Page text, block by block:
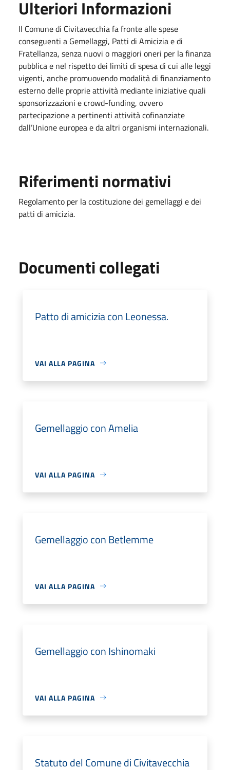
Ulteriori Informazioni
Il Comune di Civitavecchia fa fronte alle spese
conseguenti a Gemellaggi, Patti di Amicizia e di
Fratellanza, senza nuovi o maggiori oneri per la finanza
pubblica e nel rispetto dei limiti di spesa di cui alle leggi
vigenti, anche promuovendo modalità di finanziamento
esterno delle proprie attività mediante iniziative quali
sponsorizzazioni e crowd-funding, ovvero
partecipazione a pertinenti attività cofinanziate
dall’Unione europea e da altri organismi internazionali.
Riferimenti normativi
Regolamento per la costituzione dei gemellaggi e dei
patti di amicizia.
Documenti collegati
Patto di amicizia con Leonessa.
VAI ALLA PAGINA
Gemellaggio con Amelia
VAI ALLA PAGINA
Gemellaggio con Betlemme
VAI ALLA PAGINA
Gemellaggio con Ishinomaki
VAI ALLA PAGINA
Statuto del Comune di Civitavecchia